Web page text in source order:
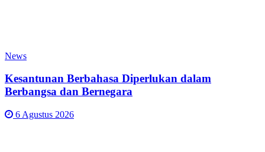
News
Kesantunan Berbahasa Diperlukan dalam
Berbangsa dan Bernegara
6 Agustus 2026